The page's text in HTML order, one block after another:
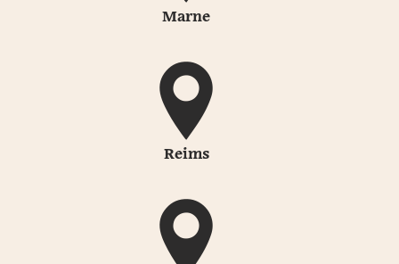
Marne
Reims